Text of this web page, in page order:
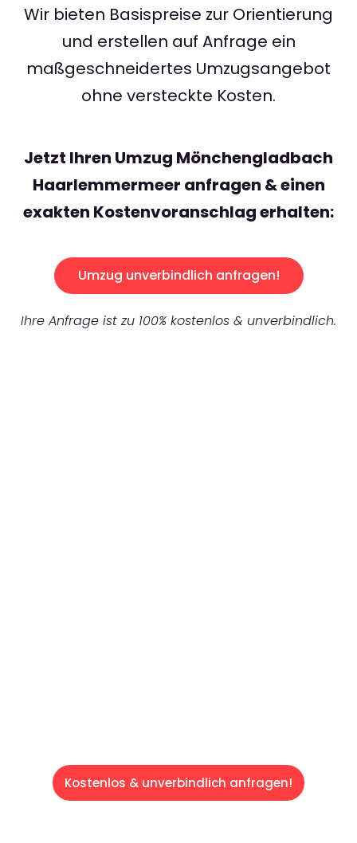
Wir bieten Basispreise zur Orientierung
und erstellen auf Anfrage ein
maßgeschneidertes Umzugsangebot
ohne versteckte Kosten.
Jetzt Ihren Umzug Mönchengladbach
Haarlemmermeer anfragen & einen
exakten Kostenvoranschlag erhalten:
Umzug unverbindlich anfragen!
Ihre Anfrage ist zu 100% kostenlos & unverbindlich.
Kostenlos & unverbindlich anfragen!